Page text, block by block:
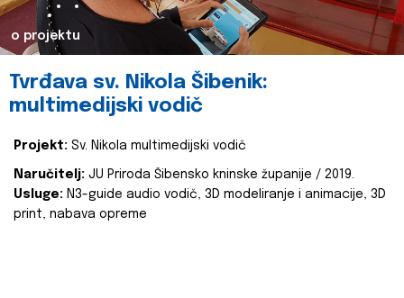
o projektu
Tvrđava sv. Nikola Šibenik:
multimedijski vodič
Projekt: Sv. Nikola multimedijski vodič
Naručitelj: JU Priroda Šibensko kninske županije / 2019.
Usluge: N3-guide audio vodič, 3D modeliranje i animacije, 3D
print, nabava opreme